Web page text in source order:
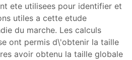
ete utilisees pour identifier et
utiles a cette etude
du marche. Les calculs
ont permis d\'obtenir la taille
avoir obtenu la taille globale